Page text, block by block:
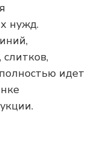
нужд.
идет